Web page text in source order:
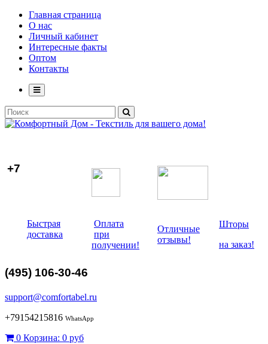
Главная страница
О нас
Личный кабинет
Интересные факты
Оптом
Контакты
Быстрая
доставка
Оплата
при
получении!
Отличные
отзывы!
Шторы
на заказ!
+7
(495) 106-30-46
support@comfortabel.ru
+79154215816 WhatsApp
0 Корзина: 0 руб